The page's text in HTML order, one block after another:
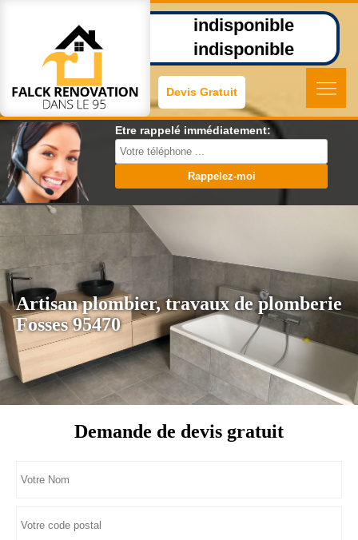
indisponible
indisponible
Devis Gratuit
Etre rappelé immédiatement:
Artisan plombier, travaux de plomberie
Fosses 95470
Demande de devis gratuit